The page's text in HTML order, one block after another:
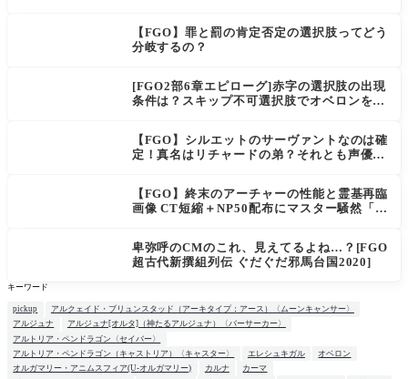
【FGO】罪と罰の肯定否定の選択肢ってどう
分岐するの？
[FGO2部6章エピローグ]赤字の選択肢の出現
条件は？スキップ不可選択肢でオベロンを疑
上がり出てくる
【FGO】シルエットのサーヴァントなのは確
定！真名はリチャードの弟？それとも声優さ
【FGO】終末のアーチャーの性能と霊基再臨
画像 CT短縮＋NP50配布にマスター騒然「普
卑弥呼のCMのこれ、見えてるよね…？[FGO
超古代新撰組列伝 ぐだぐだ邪馬台国2020]
キーワード
pickup
アルクェイド・ブリュンスタッド（アーキタイプ：アース）〈ムーンキャンサー〉
アルジュナ
アルジュナ[オルタ]（神たるアルジュナ）〈バーサーカー〉
アルトリア・ペンドラゴン〈セイバー〉
アルトリア・ペンドラゴン（キャストリア）〈キャスター〉
エレシュキガル
オベロン
オルガマリー・アニムスフィア(U-オルガマリー)
カルナ
カーマ